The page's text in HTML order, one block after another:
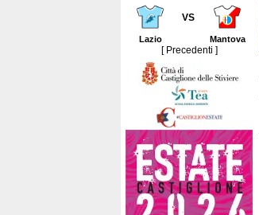
VS
Lazio Mantova
[ Precedenti ]